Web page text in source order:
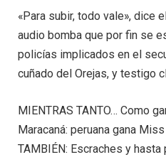
«Para subir, todo vale», dice
audio bomba que por fin se
policías implicados en el
cuñado del Orejas, y testigo
MIENTRAS TANTO… Como
Maracaná: peruana gana
TAMBIÉN: Escraches y